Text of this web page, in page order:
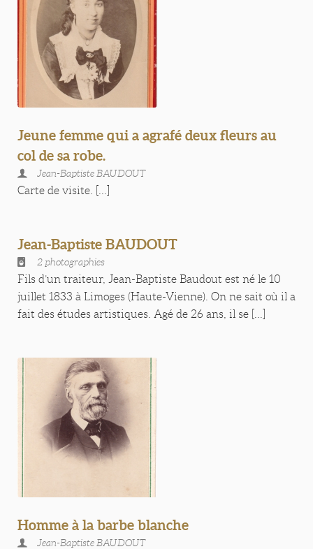
Jeune femme qui a agrafé deux fleurs au
col de sa robe.
Jean-Baptiste BAUDOUT
Carte de visite. [...]
Jean-Baptiste BAUDOUT
2 photographies
Fils d’un traiteur, Jean-Baptiste Baudout est né le 10
juillet 1833 à Limoges (Haute-Vienne). On ne sait où il a
fait des études artistiques. Agé de 26 ans, il se [...]
Homme à la barbe blanche
Jean-Baptiste BAUDOUT